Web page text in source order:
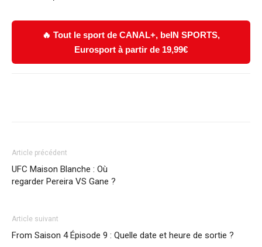
🔥 Tout le sport de CANAL+, beIN SPORTS,
Eurosport à partir de 19,99€
Article précédent
UFC Maison Blanche : Où
regarder Pereira VS Gane ?
Article suivant
From Saison 4 Épisode 9 : Quelle date et heure de sortie ?